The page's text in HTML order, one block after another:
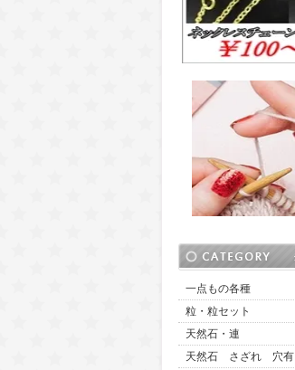
一点もの各種
粒・粒セット
天然石・連
天然石 さざれ 穴有